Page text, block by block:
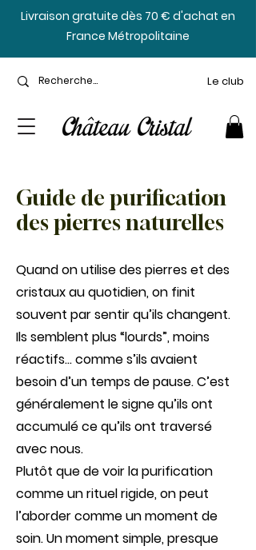
​Livraison gratuite dès 70 € d'achat en
France Métropolitaine
Le club
Guide de purification
des pierres naturelles
Quand on utilise des pierres et des
cristaux au quotidien, on finit
souvent par sentir qu’ils changent.
Ils semblent plus “lourds”, moins
réactifs… comme s’ils avaient
besoin d’un temps de pause. C’est
généralement le signe qu’ils ont
accumulé ce qu’ils ont traversé
avec nous.
Plutôt que de voir la purification
comme un rituel rigide, on peut
l’aborder comme un moment de
soin. Un moment simple, presque